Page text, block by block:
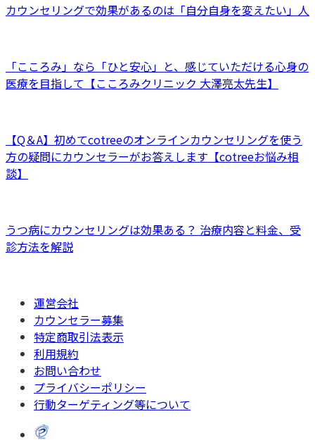
カウンセリングで効果があるのは「自分自身を変えたい」人
「こころみ」なら「ひと安心」と、感じていただける心身の
医療を目指して【こころみクリニック 大澤亮太先生】
【Q＆A】初めてcotreeのオンラインカウンセリングを使う
方の疑問にカウンセラーがお答えします【cotreeお悩み相
談】
うつ病にカウンセリングは効果ある？ 治療内容と料金、受
診方法を解説
運営会社
カウンセラー募集
特定商取引法表示
利用規約
お問い合わせ
プライバシーポリシー
行動ターゲティング等について